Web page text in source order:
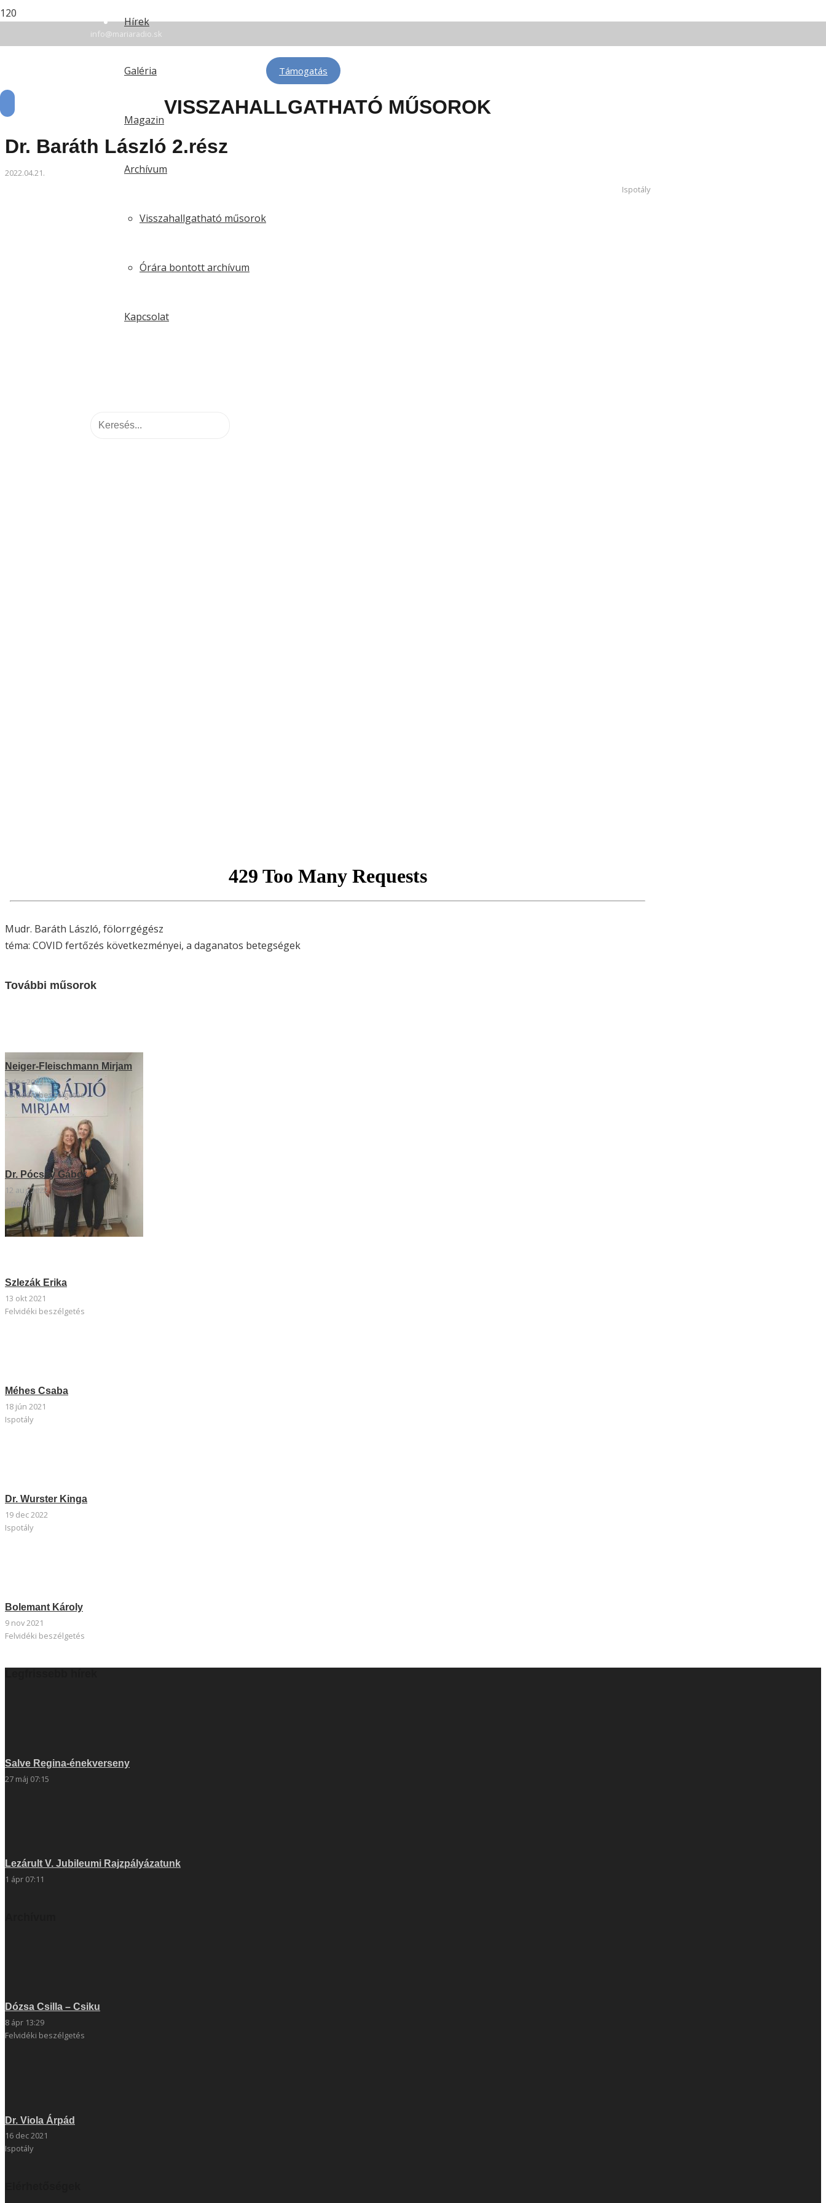
info@mariaradio.sk
Érsekújvár: FM 94,6 | Rozsnyó: FM 90,5 | Komárom: FM 88,3 | Telkibánya: FM 100,6 | Léva: FM 100,6 | Rimaszombat: FM 102,4
Hírek
Galéria
Magazin
Archívum
Visszahallgatható műsorok
Órára bontott archívum
Kapcsolat
Támogatás
VISSZAHALLGATHATÓ MŰSOROK
Dr. Baráth László 2.rész
2022.04.21.
Ispotály
Mudr. Baráth László, fölorrgégész
téma: COVID fertőzés következményei, a daganatos betegségek
További műsorok
Neiger-Fleischmann Mirjam
5 dec 2023
Felvidéki beszélgetés
Dr. Pócsay Gábor
12 aug 2022
Ispotály
Szlezák Erika
13 okt 2021
Felvidéki beszélgetés
Méhes Csaba
18 jún 2021
Ispotály
Dr. Wurster Kinga
19 dec 2022
Ispotály
Bolemant Károly
9 nov 2021
Felvidéki beszélgetés
Salve Regina-énekverseny
27 máj 07:15
Lezárult V. Jubileumi Rajzpályázatunk
1 ápr 07:11
Dózsa Csilla – Csiku
8 ápr 13:29
Felvidéki beszélgetés
Dr. Viola Árpád
16 dec 2021
Ispotály